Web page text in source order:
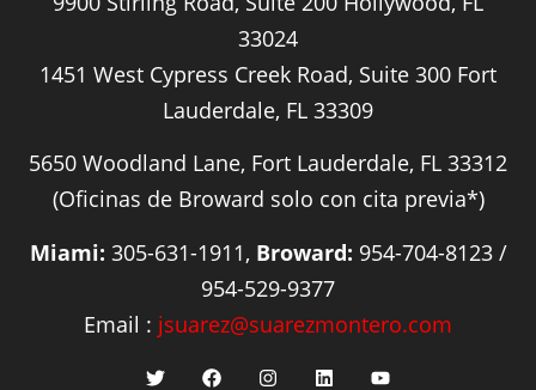
33024
1451 West Cypress Creek Road, Suite 300 Fort
Lauderdale, FL 33309
5650 Woodland Lane, Fort Lauderdale, FL 33312
(Oficinas de Broward solo con cita previa*)
Miami: 305-631-1911, Broward: 954-704-8123 /
954-529-9377
Email : jsuarez@suarezmontero.com